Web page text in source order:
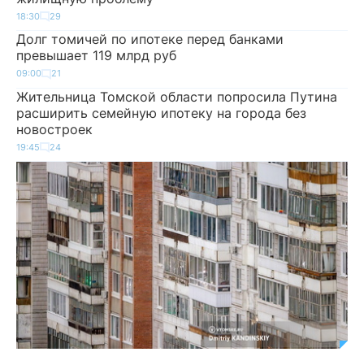
18:30 29
Долг томичей по ипотеке перед банками
превышает 119 млрд руб
09:00 21
Жительница Томской области попросила Путина
расширить семейную ипотеку на города без
новостроек
19:45 24